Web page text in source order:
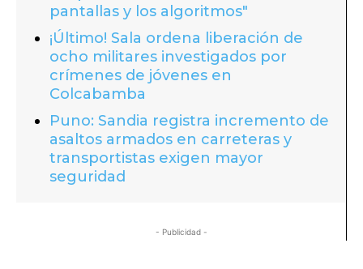
pantallas y los algoritmos"
¡Último! Sala ordena liberación de
ocho militares investigados por
crímenes de jóvenes en
Colcabamba
Puno: Sandia registra incremento de
asaltos armados en carreteras y
transportistas exigen mayor
seguridad
- Publicidad -